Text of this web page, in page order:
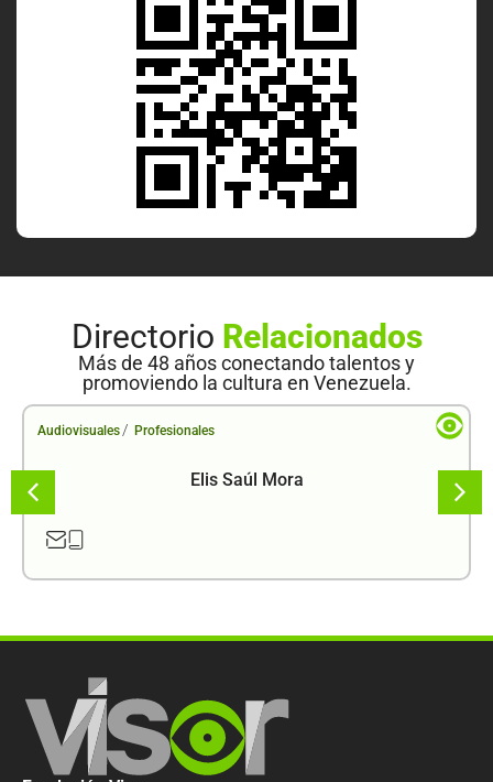
Directorio Relacionados
Más de 48 años conectando talentos y
promoviendo la cultura en Venezuela.
Audiovisuales / Profesionales
Elis Saúl Mora